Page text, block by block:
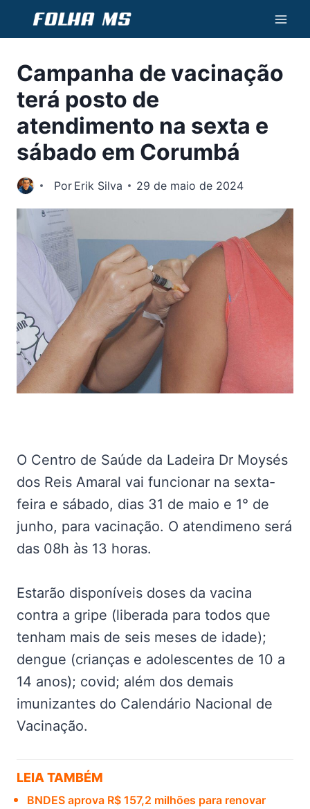
Conteúdo
Campanha de vacinação
terá posto de
atendimento na sexta e
sábado em Corumbá
Por Erik Silva 29 de maio de 2024
O Centro de Saúde da Ladeira Dr Moysés
dos Reis Amaral vai funcionar na sexta-
feira e sábado, dias 31 de maio e 1° de
junho, para vacinação. O atendimeno será
das 08h às 13 horas.
Estarão disponíveis doses da vacina
contra a gripe (liberada para todos que
tenham mais de seis meses de idade);
dengue (crianças e adolescentes de 10 a
14 anos); covid; além dos demais
imunizantes do Calendário Nacional de
Vacinação.
LEIA TAMBÉM
BNDES aprova R$ 157,2 milhões para renovar